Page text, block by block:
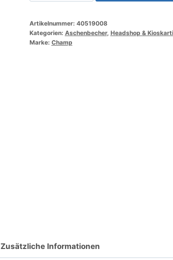
LED
(6x)
Artikelnummer: 40519008
Kategorien: Aschenbecher, Headshop &
Marke: Champ
Zusätzliche Informationen